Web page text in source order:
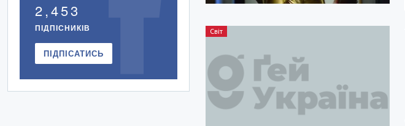
Світ
2,453
ПІДПІСНИКІВ
ПІДПІСАТИСЬ